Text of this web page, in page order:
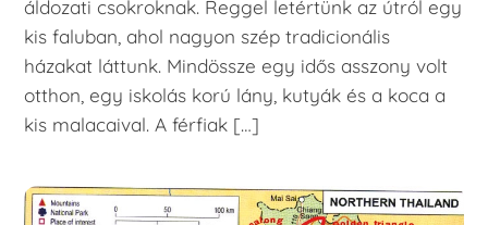
áldozati csokroknak. Reggel letértünk az útról egy
kis faluban, ahol nagyon szép tradicionális
házakat láttunk. Mindössze egy idős asszony volt
otthon, egy iskolás korú lány, kutyák és a koca a
kis malacaival. A férfiak […]